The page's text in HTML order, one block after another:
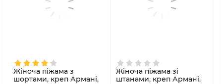
Жіноча піжама з
шортами, креп Армані,
Жіноча піжама зі
штанами, креп Армані,